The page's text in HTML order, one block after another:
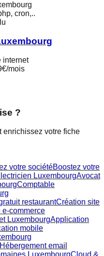
cron,..
internet
mois
?
enrichissez votre fiche
votre sociétéBoostez votre
LuxembourgAvocat
Comptable
restaurantCréation site
e-commerce
LuxembourgApplication
mobile
Hébergement email
LuxembourgCloud &